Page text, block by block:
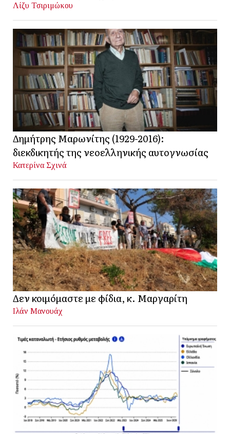
Λίζυ Τσιριμώκου
Δημήτρης Μαρωνίτης (1929-2016):
διεκδικητής της νεοελληνικής αυτογνωσίας
Κατερίνα Σχινά
Δεν κοιμόμαστε με φίδια, κ. Μαργαρίτη
Ιλάν Μανουάχ